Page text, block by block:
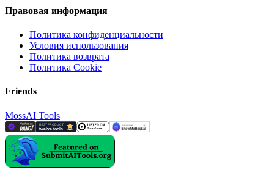
Правовая информация
Политика конфиденциальности
Условия использования
Политика возврата
Политика Cookie
Friends
MossAI Tools